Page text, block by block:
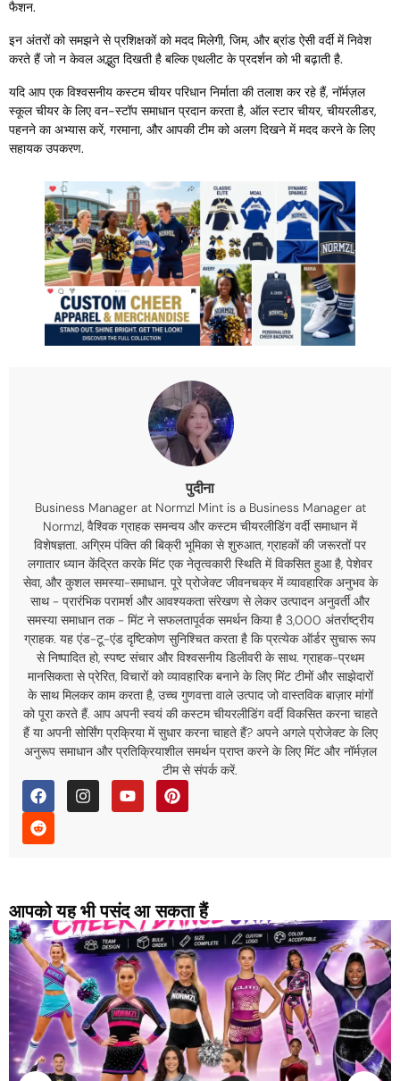
फैशन.
इन अंतरों को समझने से प्रशिक्षकों को मदद मिलेगी, जिम, और ब्रांड ऐसी वर्दी में निवेश
करते हैं जो न केवल अद्भुत दिखती है बल्कि एथलीट के प्रदर्शन को भी बढ़ाती है.
यदि आप एक विश्वसनीय कस्टम चीयर परिधान निर्माता की तलाश कर रहे हैं, नॉर्मज़ल
स्कूल चीयर के लिए वन-स्टॉप समाधान प्रदान करता है, ऑल स्टार चीयर, चीयरलीडर,
पहनने का अभ्यास करें, गरमाना, और आपकी टीम को अलग दिखने में मदद करने के लिए
सहायक उपकरण.
पुदीना
Business Manager at Normzl Mint is a Business Manager at
Normzl, वैश्विक ग्राहक समन्वय और कस्टम चीयरलीडिंग वर्दी समाधान में
विशेषज्ञता. अग्रिम पंक्ति की बिक्री भूमिका से शुरुआत, ग्राहकों की जरूरतों पर
लगातार ध्यान केंद्रित करके मिंट एक नेतृत्वकारी स्थिति में विकसित हुआ है, पेशेवर
सेवा, और कुशल समस्या-समाधान. पूरे प्रोजेक्ट जीवनचक्र में व्यावहारिक अनुभव के
साथ - प्रारंभिक परामर्श और आवश्यकता संरेखण से लेकर उत्पादन अनुवर्ती और
समस्या समाधान तक - मिंट ने सफलतापूर्वक समर्थन किया है 3,000 अंतर्राष्ट्रीय
ग्राहक. यह एंड-टू-एंड दृष्टिकोण सुनिश्चित करता है कि प्रत्येक ऑर्डर सुचारू रूप
से निष्पादित हो, स्पष्ट संचार और विश्वसनीय डिलीवरी के साथ. ग्राहक-प्रथम
मानसिकता से प्रेरित, विचारों को व्यावहारिक बनाने के लिए मिंट टीमों और साझेदारों
के साथ मिलकर काम करता है, उच्च गुणवत्ता वाले उत्पाद जो वास्तविक बाज़ार मांगों
को पूरा करते हैं. आप अपनी स्वयं की कस्टम चीयरलीडिंग वर्दी विकसित करना चाहते
हैं या अपनी सोर्सिंग प्रक्रिया में सुधार करना चाहते हैं? अपने अगले प्रोजेक्ट के लिए
अनुरूप समाधान और प्रतिक्रियाशील समर्थन प्राप्त करने के लिए मिंट और नॉर्मज़ल
टीम से संपर्क करें.
आपको यह भी पसंद आ सकता हैं